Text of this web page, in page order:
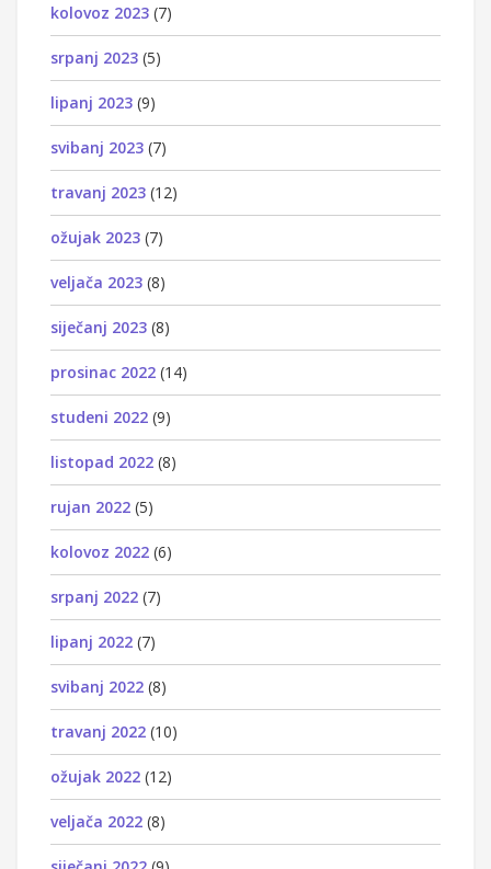
kolovoz 2023 (7)
srpanj 2023 (5)
lipanj 2023 (9)
svibanj 2023 (7)
travanj 2023 (12)
ožujak 2023 (7)
veljača 2023 (8)
siječanj 2023 (8)
prosinac 2022 (14)
studeni 2022 (9)
listopad 2022 (8)
rujan 2022 (5)
kolovoz 2022 (6)
srpanj 2022 (7)
lipanj 2022 (7)
svibanj 2022 (8)
travanj 2022 (10)
ožujak 2022 (12)
veljača 2022 (8)